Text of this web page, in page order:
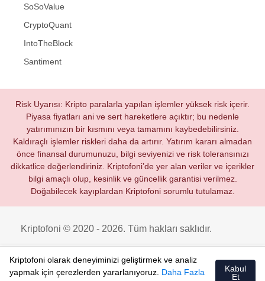
SoSoValue
CryptoQuant
IntoTheBlock
Santiment
Risk Uyarısı: Kripto paralarla yapılan işlemler yüksek risk içerir.
Piyasa fiyatları ani ve sert hareketlere açıktır; bu nedenle
yatırımınızın bir kısmını veya tamamını kaybedebilirsiniz.
Kaldıraçlı işlemler riskleri daha da artırır. Yatırım kararı almadan
önce finansal durumunuzu, bilgi seviyenizi ve risk toleransınızı
dikkatlice değerlendiriniz. Kriptofoni’de yer alan veriler ve içerikler
bilgi amaçlı olup, kesinlik ve güncellik garantisi verilmez.
Doğabilecek kayıplardan Kriptofoni sorumlu tutulamaz.
Kriptofoni © 2020 - 2026. Tüm hakları saklıdır.
Kriptofoni olarak deneyiminizi geliştirmek ve analiz
yapmak için çerezlerden yararlanıyoruz. Daha Fazla
Kabul
Et